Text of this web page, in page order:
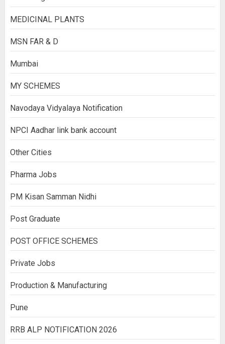
MEDICINAL PLANTS
MSN FAR & D
Mumbai
MY SCHEMES
Navodaya Vidyalaya Notification
NPCI Aadhar link bank account
Other Cities
Pharma Jobs
PM Kisan Samman Nidhi
Post Graduate
POST OFFICE SCHEMES
Private Jobs
Production & Manufacturing
Pune
RRB ALP NOTIFICATION 2026